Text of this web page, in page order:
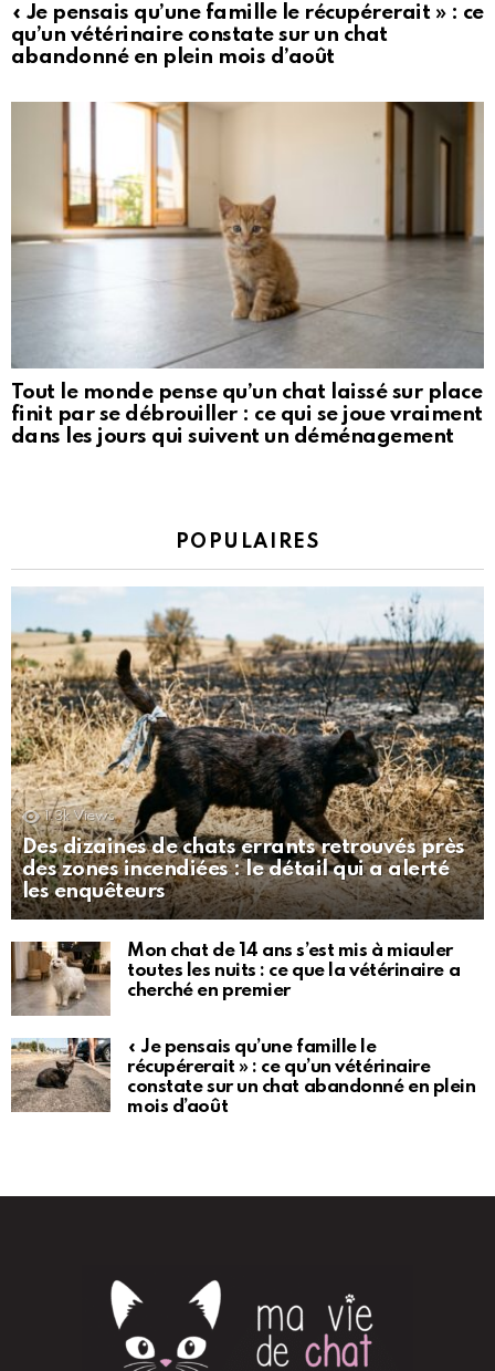
« Je pensais qu’une famille le récupérerait » : ce
qu’un vétérinaire constate sur un chat
abandonné en plein mois d’août
Tout le monde pense qu’un chat laissé sur place
finit par se débrouiller : ce qui se joue vraiment
dans les jours qui suivent un déménagement
POPULAIRES
1.3k Views
Des dizaines de chats errants retrouvés près
des zones incendiées : le détail qui a alerté
les enquêteurs
Mon chat de 14 ans s’est mis à miauler
toutes les nuits : ce que la vétérinaire a
cherché en premier
« Je pensais qu’une famille le
récupérerait » : ce qu’un vétérinaire
constate sur un chat abandonné en plein
mois d’août